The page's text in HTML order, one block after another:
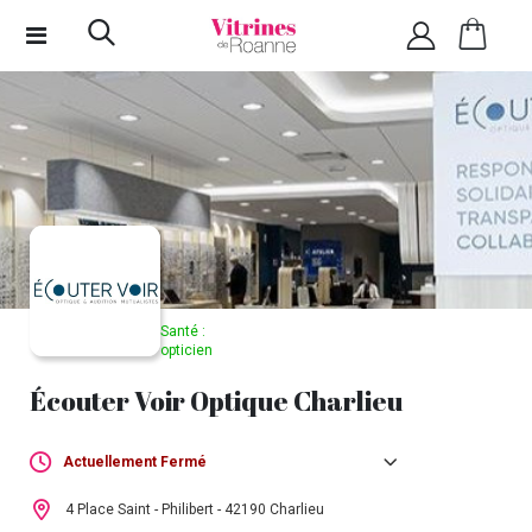
Santé :
opticien
Écouter Voir Optique Charlieu
Actuellement Fermé
Lundi : 14h00 - 19h00
4 Place Saint - Philibert - 42190 Charlieu